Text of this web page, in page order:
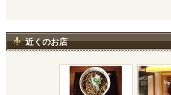
近くのお店